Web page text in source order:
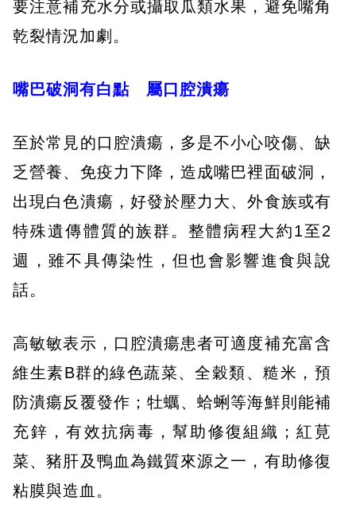
要注意補充水分或攝取瓜類水果，避免嘴角
乾裂情況加劇。
嘴巴破洞有白點 屬口腔潰瘍
至於常見的口腔潰瘍，多是不小心咬傷、缺
乏營養、免疫力下降，造成嘴巴裡面破洞，
出現白色潰瘍，好發於壓力大、外食族或有
特殊遺傳體質的族群。整體病程大約1至2
週，雖不具傳染性，但也會影響進食與說
話。
高敏敏表示，口腔潰瘍患者可適度補充富含
維生素B群的綠色蔬菜、全穀類、糙米，預
防潰瘍反覆發作；牡蠣、蛤蜊等海鮮則能補
充鋅，有效抗病毒，幫助修復組織；紅莧
菜、豬肝及鴨血為鐵質來源之一，有助修復
粘膜與造血。